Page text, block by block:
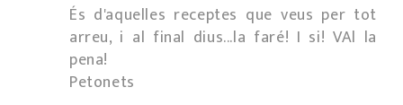
És d'aquelles receptes que veus per tot
arreu, i al final dius...la faré! I si! VAl la
pena!
Petonets